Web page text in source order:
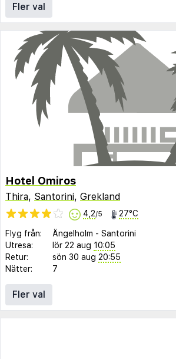
Fler val
Hotel Omiros
Thira, Santorini, Grekland
4,2/5 27°C
Flyg från: Ängelholm - Santorini
Utresa:
lör 22 aug 10:05
Retur:
sön 30 aug 20:55
Nätter:
7
Fler val